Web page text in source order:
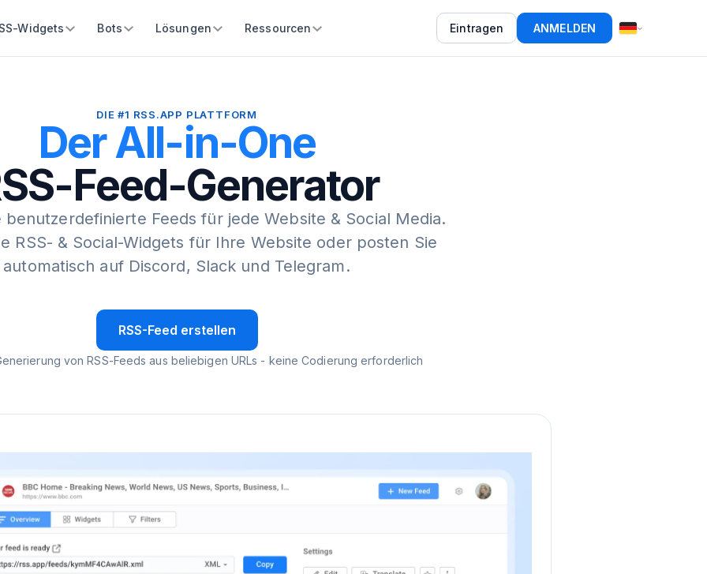
Widgets Bots Lösungen Ressourcen Eintragen ANMELDEN
DIE #1 RSS.APP PLATTFORM
Der All-in-One
Feed-Generator
benutzerdefinierte Feeds für jede Website & Social Media.
RSS- & Social-Widgets für Ihre Website oder posten Sie
automatisch auf Discord, Slack und Telegram.
RSS-Feed erstellen
von RSS-Feeds aus beliebigen URLs - keine Codierung erforderlich